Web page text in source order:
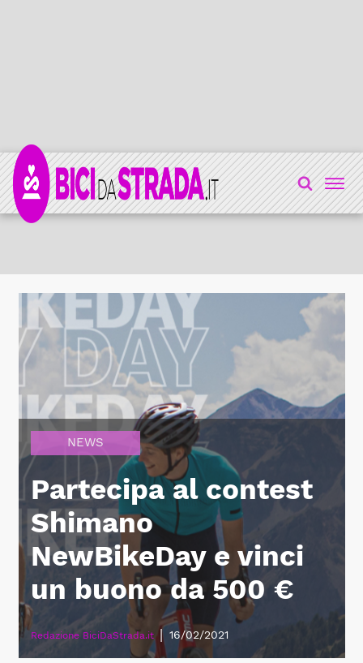
NEWS
Partecipa al contest
Shimano
NewBikeDay e vinci
un buono da 500 €
Redazione BiciDaStrada.it | 16/02/2021